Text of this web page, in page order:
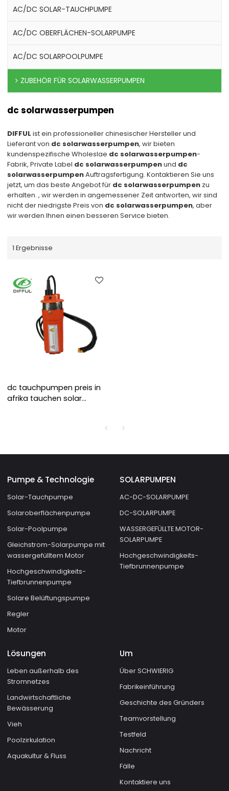
AC/DC SOLAR-TAUCHPUMPE
AC/DC OBERFLÄCHEN-SOLARPUMPE
AC/DC SOLARPOOLPUMPE
ZUBEHÖR FÜR SOLARWASSERPUMPEN
dc solarwasserpumpen
DIFFUL ist ein professioneller chinesischer Hersteller und
Lieferant von dc solarwasserpumpen, wir bieten
kundenspezifische Wholeslae dc solarwasserpumpen-
Fabrik, Private Label dc solarwasserpumpenund dc
solarwasserpumpenAuftragsfertigung. Kontaktieren Sie uns
jetzt, um das beste Angebot für dc solarwasserpumpen zu
erhalten. , wir werden in angemessener Zeit antworten, wir sind
nicht der niedrigste Preis von dc solarwasserpumpen, aber
wir werden Ihnen einen besseren Service bieten.
1 Ergebnisse
dc tauchpumpen preis in
afrika tauchen solar
Pumpe & Technologie
Solar-Tauchpumpe
Solaroberflächenpumpe
Solar-Poolpumpe
Gleichstrom-Solarpumpe mit
wassergefülltem Motor
Hochgeschwindigkeits-
Tiefbrunnenpumpe
Solare Belüftungspumpe
Regler
Motor
SOLARPUMPEN
AC-DC-SOLARPUMPE
DC-SOLARPUMPE
WASSERGEFÜLLTE MOTOR-
SOLARPUMPE
Hochgeschwindigkeits-
Tiefbrunnenpumpe
Lösungen
Leben außerhalb des
Stromnetzes
Landwirtschaftliche
Bewässerung
Vieh
Poolzirkulation
Aquakultur & Fluss
Um
Über SCHWIERIG
Fabrikeinführung
Geschichte des Gründers
Teamvorstellung
Testfeld
Nachricht
Fälle
Kontaktiere uns